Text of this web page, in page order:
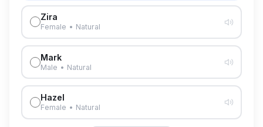
Zira
Female • Natural
Mark
Male • Natural
Hazel
Female • Natural